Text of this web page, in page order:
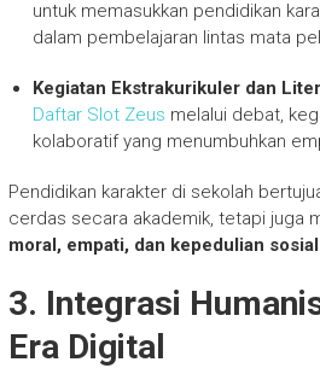
untuk memasukkan pendidikan
dalam pembelajaran lintas mata
Kegiatan Ekstrakurikuler dan
Daftar Slot Zeus melalui debat,
kolaboratif yang menumbuhkan
Pendidikan karakter di sekolah
cerdas secara akademik, tetapi juga
moral, empati, dan kepedulian sosial
3. Integrasi
Era Digital